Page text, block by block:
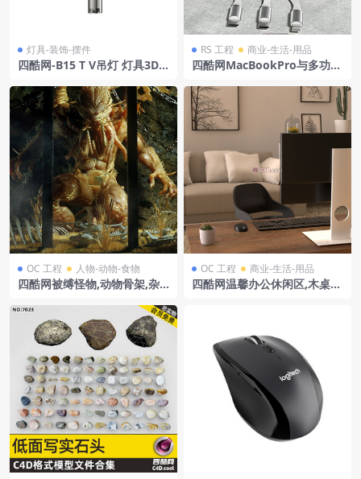
灯具-装饰-摆件
四酷网-B15 T V吊灯 灯具3D
RS 工程 商业-生活-用品
四酷网MacBookPro与多功能
OC 工程 人物-动物-食物
四酷网被缚怪物,动物骨架,杂
OC 工程 商业-生活-用品
四酷网温馨办公休闲区,木桌电